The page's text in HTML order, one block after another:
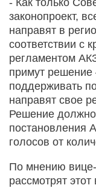
- Как только
законопроект,
направят в
соответствии с
регламентом
примут
поддерживать
направят свое
Решение
постановления
голосов от
По мнению
рассмотрят